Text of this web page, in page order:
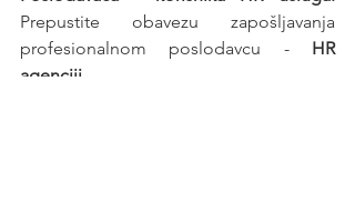
Prepustite obavezu zapošljavanja
profesionalnom poslodavcu - HR
agenciji